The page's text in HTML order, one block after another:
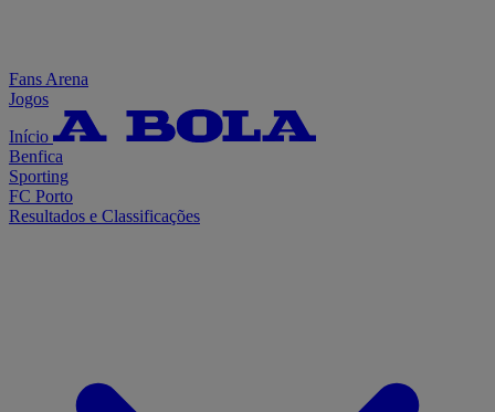
Fans Arena
Jogos
Início
Benfica
Sporting
FC Porto
Resultados e Classificações